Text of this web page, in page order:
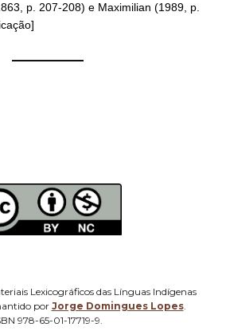
p. 207-208) e Maximilian (1989, p.
——————
Lexicográficos das Línguas Indígenas
por Jorge Domingues Lopes.
978-65-01-17719-9.